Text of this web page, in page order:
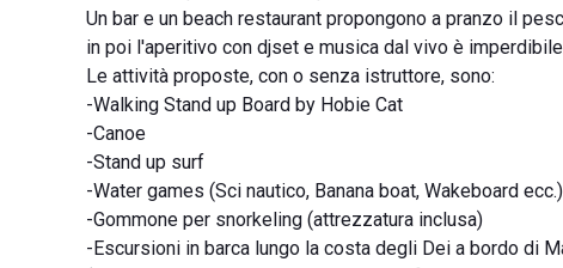
Un bar e un beach restaurant propongono a pranzo il
in poi l'aperitivo con djset e musica dal vivo è
Le attività proposte, con o senza istruttore, sono:
-Walking Stand up Board by Hobie Cat
-Canoe
-Stand up surf
-Water games (Sci nautico, Banana boat, Wakeboard ecc.)
-Gommone per snorkeling (attrezzatura inclusa)
-Escursioni in barca lungo la costa degli Dei a bordo di